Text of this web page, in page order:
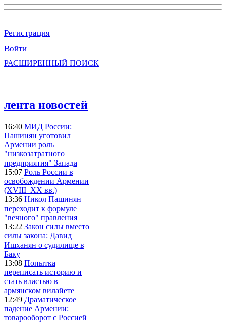
Регистрация
Войти
РАСШИРЕННЫЙ ПОИСК
лента новостей
16:40 МИД России:
Пашинян уготовил
Армении роль
"низкозатратного
предприятия" Запада
15:07 Роль России в
освобождении Армении
(XVIII–XX вв.)
13:36 Никол Пашинян
переходит к формуле
"вечного" правления
13:22 Закон силы вместо
силы закона: Давид
Ишханян о судилище в
Баку
13:08 Попытка
переписать историю и
стать властью в
армянском вилайете
12:49 Драматическое
падение Армении:
товарооборот с Россией